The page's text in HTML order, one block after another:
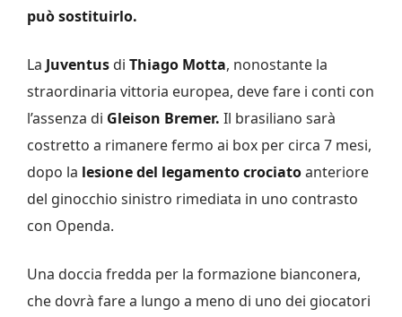
può sostituirlo.
La Juventus di Thiago Motta, nonostante la
straordinaria vittoria europea, deve fare i conti con
l’assenza di Gleison Bremer. Il brasiliano sarà
costretto a rimanere fermo ai box per circa 7 mesi,
dopo la lesione del legamento crociatoanteriore
del ginocchio sinistro rimediata in uno contrasto
con Openda.
Una doccia fredda per la formazione bianconera,
che dovrà fare a lungo a meno di uno dei giocatori